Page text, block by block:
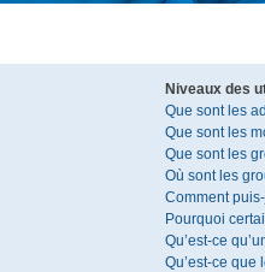
Niveaux des
Que sont les
Que sont les
Que sont les
Où sont les
Comment
Pourquoi
Qu’est-ce
Qu’est-ce que